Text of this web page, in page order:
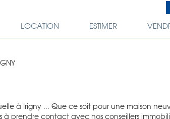
LOCATION ESTIMER
à Irigny ... Que ce soit pour une maison
à prendre contact avec nos conseillers